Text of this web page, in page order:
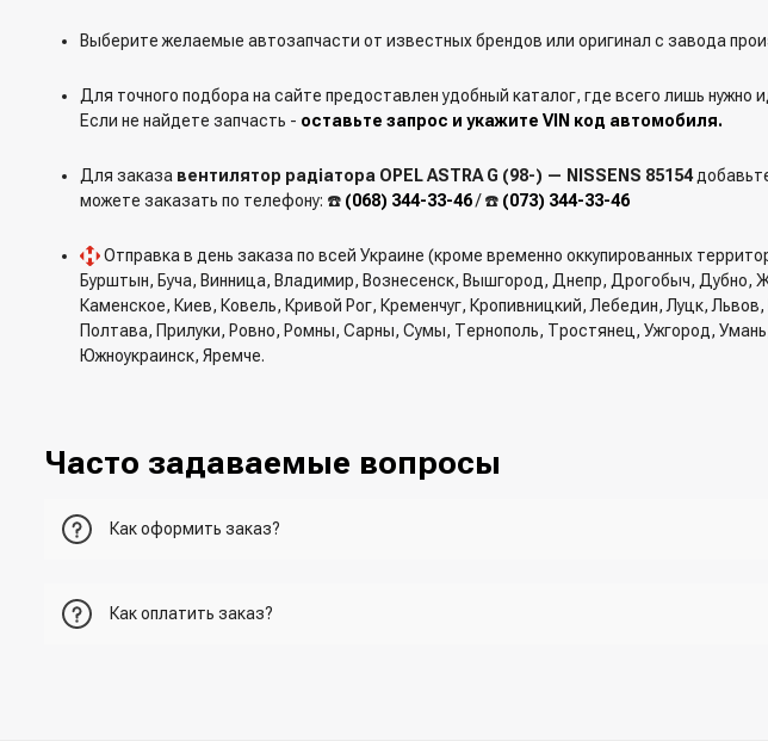
Выберите желаемые автозапчасти от известных брендов или оригинал с завода
Для точного подбора на сайте предоставлен удобный каталог, где всего лишь
Если не найдете запчасть - оставьте запрос и укажите VIN код автомобиля.
Для заказа вентилятор радіатора OPEL ASTRA G (98-) — NISSENS 85154
можете заказать по телефону: ☎️ (068) 344-33-46/ ☎️ (073) 344-33-46
Отправка в день заказа по всей Украине (кроме временно оккупированных
Бурштын, Буча, Винница, Владимир, Вознесенск, Вышгород, Днепр, Дрогобыч,
Каменское, Киев, Ковель, Кривой Рог, Кременчуг, Кропивницкий, Лебедин, Луцк,
Полтава, Прилуки, Ровно, Ромны, Сарны, Сумы, Тернополь, Тростянец, Ужгород,
Южноукраинск, Яремче.
Часто задаваемые вопросы
Как оформить заказ?
Как оплатить заказ?